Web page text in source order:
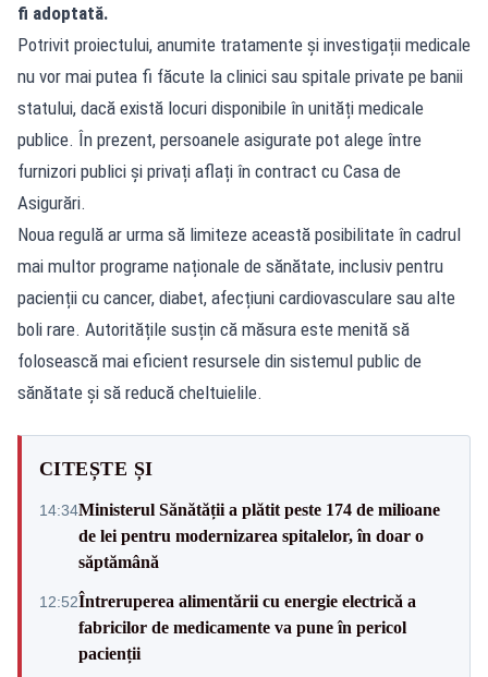
fi adoptată.
Potrivit proiectului, anumite tratamente și investigații medicale
nu vor mai putea fi făcute la clinici sau spitale private pe banii
statului, dacă există locuri disponibile în unități medicale
publice. În prezent, persoanele asigurate pot alege între
furnizori publici și privați aflați în contract cu Casa de
Asigurări.
Noua regulă ar urma să limiteze această posibilitate în cadrul
mai multor programe naționale de sănătate, inclusiv pentru
pacienții cu cancer, diabet, afecțiuni cardiovasculare sau alte
boli rare. Autoritățile susțin că măsura este menită să
folosească mai eficient resursele din sistemul public de
sănătate și să reducă cheltuielile.
CITEȘTE ȘI
14:34Ministerul Sănătății a plătit peste 174 de milioane
de lei pentru modernizarea spitalelor, în doar o
săptămână
12:52Întreruperea alimentării cu energie electrică a
fabricilor de medicamente va pune în pericol
pacienții